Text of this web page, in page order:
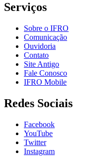
Serviços
Sobre o IFRO
Comunicação
Ouvidoria
Contato
Site Antigo
Fale Conosco
IFRO Mobile
Redes Sociais
Facebook
YouTube
Twitter
Instagram